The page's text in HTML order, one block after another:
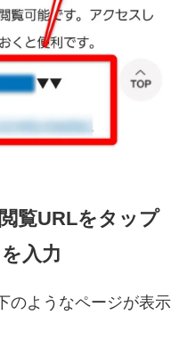
覧URLをタップ
入力
のようなページが表示